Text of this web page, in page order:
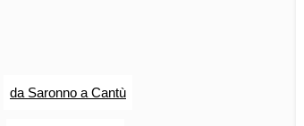
da Saronno a Cantù